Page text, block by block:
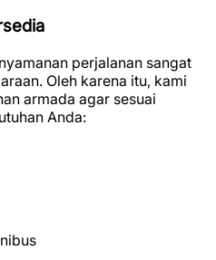
perjalanan sangat
Oleh karena itu, kami
armada agar sesuai
Anda: